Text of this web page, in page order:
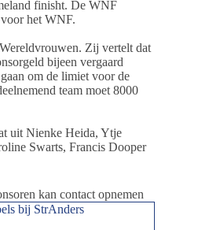
finisht. De WNF
het WNF.
Zij vertelt dat
bijeen vergaard
om de limiet voor de
team moet 8000
uit Nienke Heida, Ytje
Swarts, Francis Dooper
kan contact opnemen